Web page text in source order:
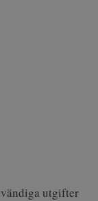
utgifter